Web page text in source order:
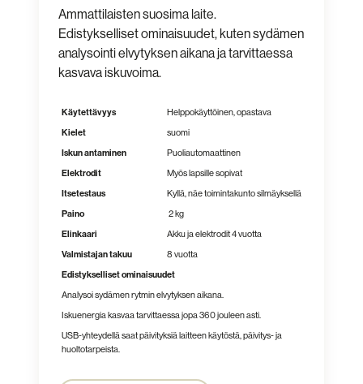
Ammattilaisten suosima laite.
Edistykselliset ominaisuudet, kuten sydämen
analysointi elvytyksen aikana ja tarvittaessa
kasvava iskuvoima.
Käytettävyys
Helppokäyttöinen, opastava
Kielet
suomi
Iskun antaminen
Puoliautomaattinen
Elektrodit
Myös lapsille sopivat
Itsetestaus
Kyllä, näe toimintakunto silmäyksellä
Paino
2 kg
Elinkaari
Akku ja elektrodit 4 vuotta
Valmistajan takuu
8 vuotta
Edistykselliset ominaisuudet
Analysoi sydämen rytmin elvytyksen aikana.
Iskuenergia kasvaa tarvittaessa jopa 360 jouleen asti.
USB-yhteydellä saat päivityksiä laitteen käytöstä, päivitys- ja
huoltotarpeista.